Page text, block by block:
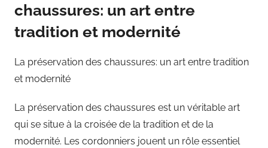
chaussures: un art entre
tradition et modernité
La préservation des chaussures: un art entre tradition
et modernité
La préservation des chaussures est un véritable art
qui se situe à la croisée de la tradition et de la
modernité. Les cordonniers jouent un rôle essentiel